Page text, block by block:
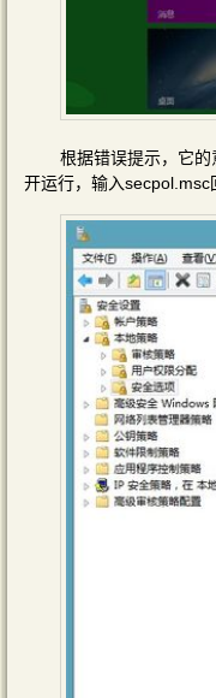
根据错误提示，它
开运行，输入